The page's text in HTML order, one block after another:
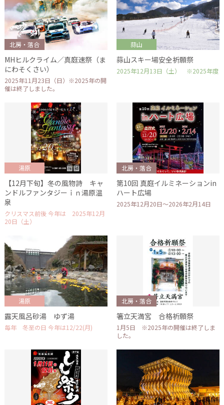
北房・落合
MHヒルクライム／真庭速祭（ま
にわそくさい）
2025年11月23日（日）※2025年の開
催は終了しました。
蒜山
蒜山スキー場安全祈願祭
2025年12月13日（土） ※2025年度
湯原
【12月下旬】冬の風物詩 キャ
ンドルファンタジーｉｎ湯原温
泉
クリスマス前後 今年は 2025年12月
20日（土）
北房・落合
第10回 真庭イルミネーションin
ハート広場
2025年12月20日～2026年2月14日
湯原
露天風呂砂湯 ゆず湯
毎年 冬至の日 今年は12/22(月)
北房・落合
箸立天満宮 合格祈願祭
1月5日 ※2025年の開催は終了しま
した。